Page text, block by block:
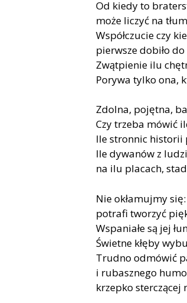
Od kiedy to
może liczyć na
Współczucie czy
pierwsze dobiło do
Zwątpienie ilu
Porywa tylko ona,
Zdolna, pojętna,
Czy trzeba mówić
Ile stronnic historii
Ile dywanów z
na ilu placach,
Nie okłamujmy się:
potrafi tworzyć
Wspaniałe są jej
Świetne kłęby
Trudno odmówić
i rubasznego
krzepko